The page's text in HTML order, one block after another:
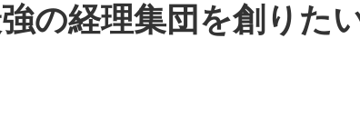
の経理集団を創りた